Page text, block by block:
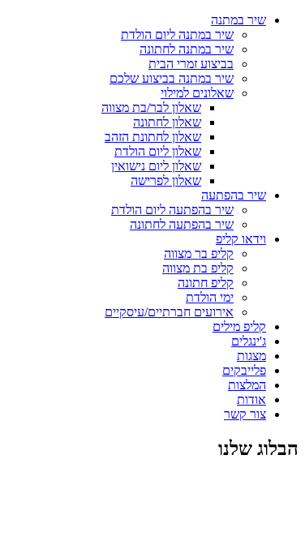
שיר במתנה
שיר במתנה ליום הולדת
שיר במתנה לחתונה
בביצוע זמרי הבית
שיר במתנה בביצוע שלכם
שאלונים למילוי
שאלון לבר/בת מצווה
שאלון לחתונה
שאלון לחתונת הזהב
שאלון ליום הולדת
שאלון ליום נישואין
שאלון לפרישה
שיר בהפתעה
שיר בהפתעה ליום הולדת
שיר בהפתעה לחתונה
וידאו קליפ
קליפ בר מצווה
קליפ בת מצווה
קליפ חתונה
ימי הולדת
אירועים חברתיים/עיסקיים
קליפ מילים
ג'ינגלים
מצגות
פלייבקים
המלצות
אודות
צור קשר
הבלוג שלנו